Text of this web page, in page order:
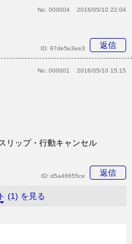
No: 000004 2016/05/10 22:04
返信
ID: 97de5e3ee3
No: 000001 2016/05/10 15:15
リップ・行動キャンセル
返信
ID: d5a46655ce
(1) を見る